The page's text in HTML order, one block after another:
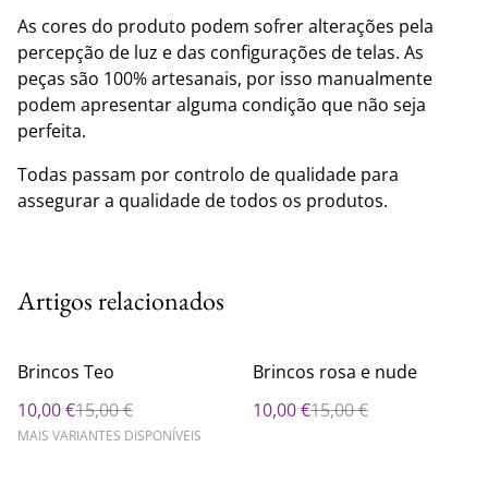
As cores do produto podem sofrer alterações pela
percepção de luz e das configurações de telas. As
peças são 100% artesanais, por isso manualmente
podem apresentar alguma condição que não seja
perfeita.
Todas passam por controlo de qualidade para
assegurar a qualidade de todos os produtos.
Artigos relacionados
%
Brincos Teo
10,00 €15,00 €
MAIS VARIANTES DISPONÍVEIS
%
Brincos rosa e nude
10,00 €15,00 €